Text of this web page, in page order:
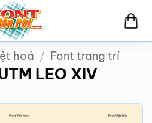
hoá / Font trang trí
LEO XIV